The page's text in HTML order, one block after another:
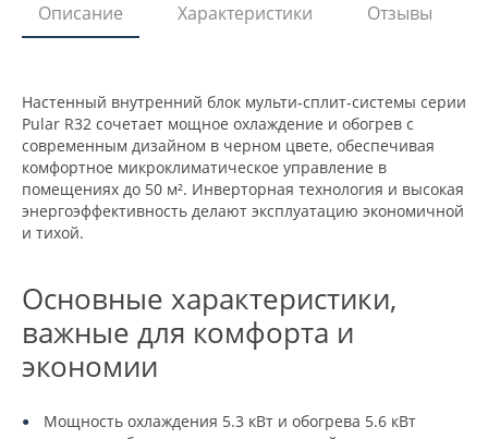
Описание Характеристики Отзывы
Настенный внутренний блок мульти-сплит-системы серии
Pular R32 сочетает мощное охлаждение и обогрев с
современным дизайном в черном цвете, обеспечивая
комфортное микроклиматическое управление в
помещениях до 50 м². Инверторная технология и высокая
энергоэффективность делают эксплуатацию экономичной
и тихой.
Основные характеристики,
важные для комфорта и
экономии
Мощность охлаждения 5.3 кВт и обогрева 5.6 кВт